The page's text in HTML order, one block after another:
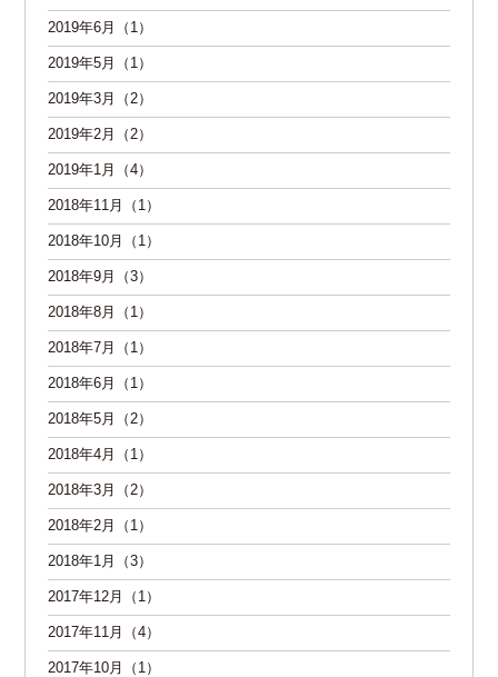
2019年6月（1）
2019年5月（1）
2019年3月（2）
2019年2月（2）
2019年1月（4）
2018年11月（1）
2018年10月（1）
2018年9月（3）
2018年8月（1）
2018年7月（1）
2018年6月（1）
2018年5月（2）
2018年4月（1）
2018年3月（2）
2018年2月（1）
2018年1月（3）
2017年12月（1）
2017年11月（4）
2017年10月（1）